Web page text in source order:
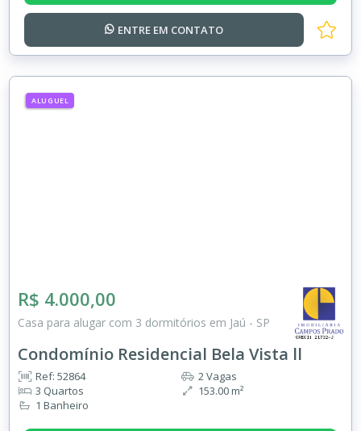
ENTRE EM CONTATO
ALUGUEL
R$ 4.000,00
Casa para alugar com 3 dormitórios em Jaú - SP
Condomínio Residencial Bela Vista ll
Ref: 52864
3 Quartos
1 Banheiro
2 Vagas
153.00 m²